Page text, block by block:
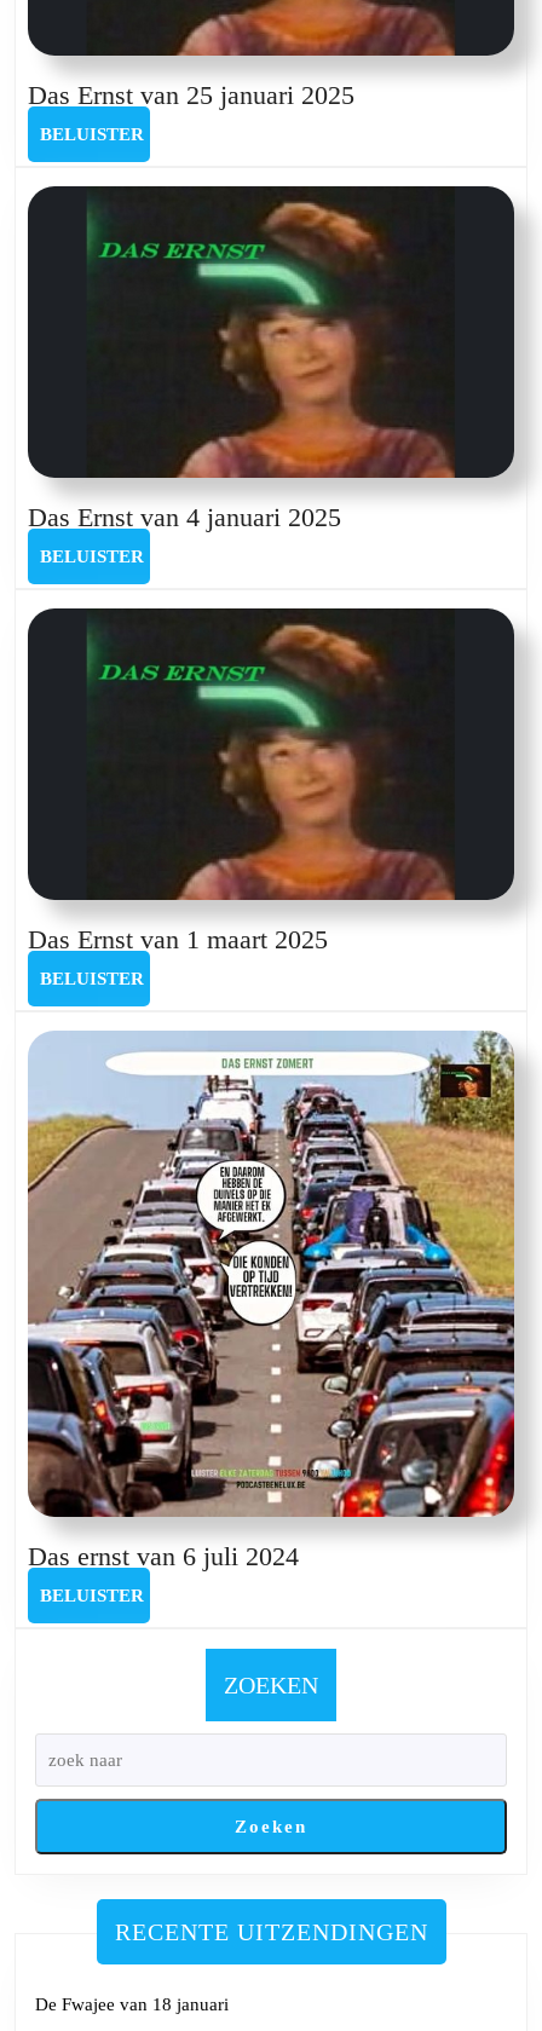
Das Ernst van 25 januari 2025Das
25
januari
2025
BELUISTER
Das Ernst van 4 januari 2025Das
4
januari
2025
BELUISTER
Das Ernst van 1 maart 2025Das
1
2025
BELUISTER
Das ernst van 6 juli 2024Das
6
juli
BELUISTER
ZOEKEN
Zoeken
RECENTE UITZENDINGEN
De Fwajee van 18 januari